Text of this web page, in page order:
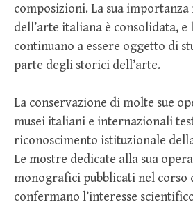
composizioni. La sua
dell’arte italiana è consolidata, e
continuano a essere oggetto di
parte degli storici dell’arte.
La conservazione di molte sue
musei italiani e internazionali
riconoscimento istituzionale
Le mostre dedicate alla sua
monografici pubblicati nel corso
confermano l’interesse